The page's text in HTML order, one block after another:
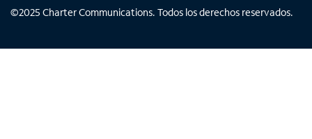
©2025 Charter Communications. Todos los derechos reservados.